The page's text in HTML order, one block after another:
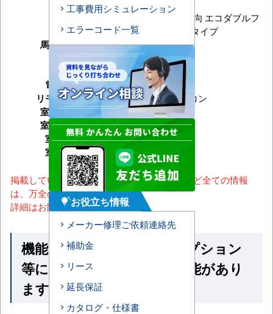
型番
SSRG40CNV
形状
天井カセット2方向 エコダブルフ
ロー センシングタイプ
馬力（能力）
1.5馬力
冷房能力
暖房能力
電源タイプ
単相200V
リモコンタイプ
ワイヤレスリモコン
室内機サイズ
室外機サイズ
室内機重量
室外機重量
掲載しているスペック・セット内容・画像など全ての情報
は、万全の保証をいたしかねます。
詳細はお問い合わせください。
機能一覧 ※馬力・型番・オプション
等によって付いていない機能があり
ます
工事費用シミュレーション
エラーコード一覧
tips_and_updatesお役立ち情報
メーカー修理ご依頼連絡先
補助金
リース
延長保証
カタログ・仕様書